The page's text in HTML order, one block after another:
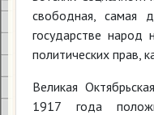
свободная, са­мая
государстве народ
политических прав,
Великая
1917 года